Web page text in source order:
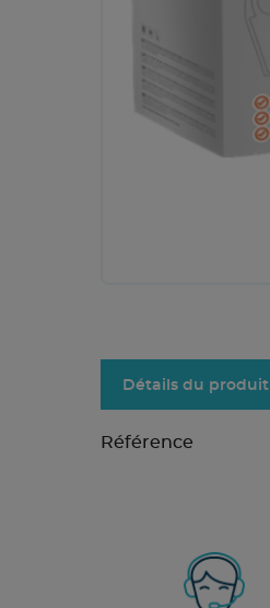
Détails du produit
Référence